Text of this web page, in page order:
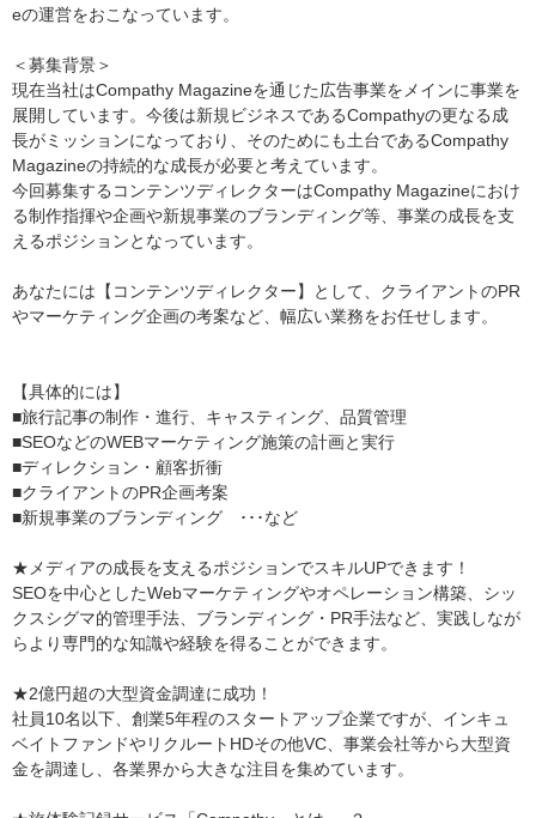
eの運営をおこなっています。
＜募集背景＞
現在当社はCompathy Magazineを通じた広告事業をメインに事業を
展開しています。今後は新規ビジネスであるCompathyの更なる成
長がミッションになっており、そのためにも土台であるCompathy
Magazineの持続的な成長が必要と考えています。
今回募集するコンテンツディレクターはCompathy Magazineにおけ
る制作指揮や企画や新規事業のブランディング等、事業の成長を支
えるポジションとなっています。
あなたには【コンテンツディレクター】として、クライアントのPR
やマーケティング企画の考案など、幅広い業務をお任せします。
【具体的には】
■旅行記事の制作・進行、キャスティング、品質管理
■SEOなどのWEBマーケティング施策の計画と実行
■ディレクション・顧客折衝
■クライアントのPR企画考案
■新規事業のブランディング ･･･など
★メディアの成長を支えるポジションでスキルUPできます！
SEOを中心としたWebマーケティングやオペレーション構築、シッ
クスシグマ的管理手法、ブランディング・PR手法など、実践しなが
らより専門的な知識や経験を得ることができます。
★2億円超の大型資金調達に成功！
社員10名以下、創業5年程のスタートアップ企業ですが、インキュ
ベイトファンドやリクルートHDその他VC、事業会社等から大型資
金を調達し、各業界から大きな注目を集めています。